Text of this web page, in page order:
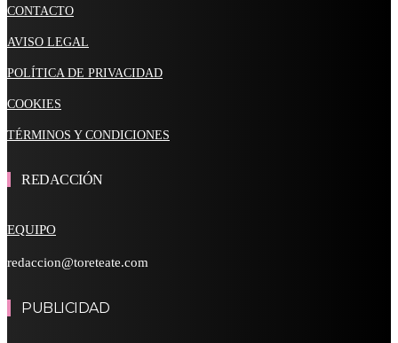
CONTACTO
AVISO LEGAL
POLÍTICA DE PRIVACIDAD
COOKIES
TÉRMINOS Y CONDICIONES
REDACCIÓN
EQUIPO
redaccion@toreteate.com
PUBLICIDAD